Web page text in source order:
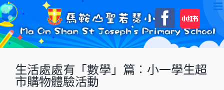
Skip
to
content
自
訂
生活處處有「數學」篇︰小一學生超
市購物體驗活動